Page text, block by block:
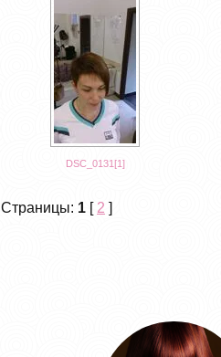
DSC_0131[1]
Страницы: 1 [2 ]